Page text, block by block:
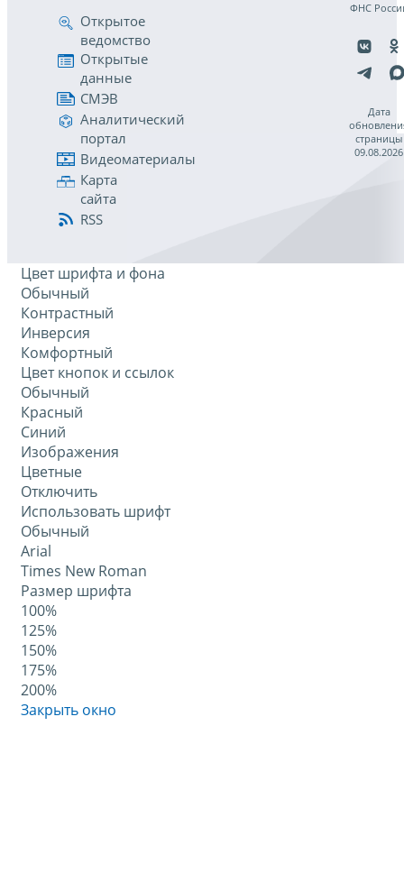
Открытое
ведомство
Открытые
данные
СМЭВ
Аналитический
портал
Видеоматериалы
Карта
сайта
RSS
ФНС
Дата
страницы
09.08.2026
Цвет шрифта и фона
Обычный
Контрастный
Инверсия
Комфортный
Цвет кнопок и ссылок
Обычный
Красный
Синий
Изображения
Цветные
Отключить
Использовать шрифт
Обычный
Arial
Times New Roman
Размер шрифта
100%
125%
150%
175%
200%
Закрыть окно